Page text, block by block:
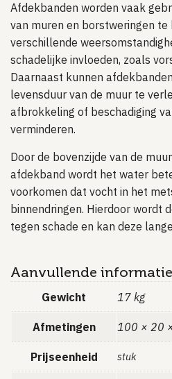
Afdekbanden worden vaak
van muren en borstweringen te
verschillende
schadelijke invloeden, zoals
Daarnaast kunnen
levensduur van de muur te
afbrokkeling of beschadiging
verminderen.
Door de bovenzijde van de
afdekband wordt het water
voorkomen dat vocht in het
binnendringen. Hierdoor wordt
tegen schade en kan deze
Aanvullende informatie
Gewicht 17 kg
Afmetingen 100 × 20
Prijseenheid stuk